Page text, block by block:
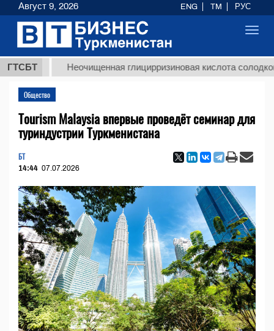
ГТСБТНеочищенная глицирризиновая кислота солодкового
Общество
Tourism Malaysia впервые проведёт семинар для
туриндустрии Туркменистана
БТ
14:44 07.07.2026
Август 9, 2026 ENG TM РУС